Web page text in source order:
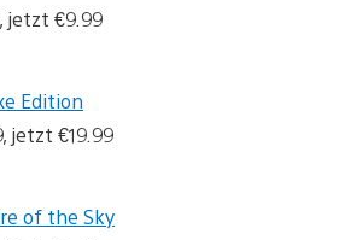
jetzt €9.99
Edition
jetzt €19.99
of the Sky